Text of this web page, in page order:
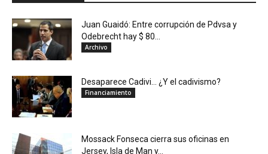
Juan Guaidó: Entre corrupción de Pdvsa y
Odebrecht hay $ 80...
Archivo
Desaparece Cadivi… ¿Y el cadivismo?
Financiamiento
Mossack Fonseca cierra sus oficinas en
Jersey, Isla de Man y...